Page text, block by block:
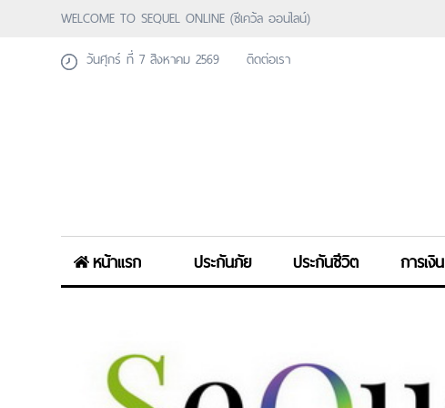
WELCOME TO SEQUEL ONLINE (ซีเคว้ล ออนไลน์)
วันศุกร์ ที่ 7 สิงหาคม 2569
ติดต่อเรา
หน้าแรก ประกันภัย ประกันชีวิต การเงิน